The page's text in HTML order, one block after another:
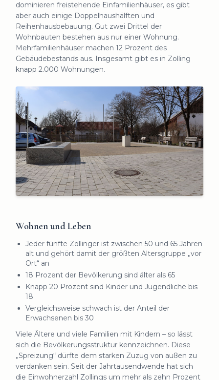
dominieren freistehende Einfamilienhäuser, es gibt
aber auch einige Doppelhaushälften und
Reihenhausbebauung. Gut zwei Drittel der
Wohnbauten bestehen aus nur einer Wohnung.
Mehrfamilienhäuser machen 12 Prozent des
Gebäudebestands aus. Insgesamt gibt es in Zolling
knapp 2.000 Wohnungen.
Wohnen und Leben
Jeder fünfte Zollinger ist zwischen 50 und 65 Jahren
alt und gehört damit der größten Altersgruppe „vor
Ort“ an
18 Prozent der Bevölkerung sind älter als 65
Knapp 20 Prozent sind Kinder und Jugendliche bis
18
Vergleichsweise schwach ist der Anteil der
Erwachsenen bis 30
Viele Ältere und viele Familien mit Kindern – so lässt
sich die Bevölkerungsstruktur kennzeichnen. Diese
„Spreizung“ dürfte dem starken Zuzug von außen zu
verdanken sein. Seit der Jahrtausendwende hat sich
die Einwohnerzahl Zollings um mehr als zehn Prozent